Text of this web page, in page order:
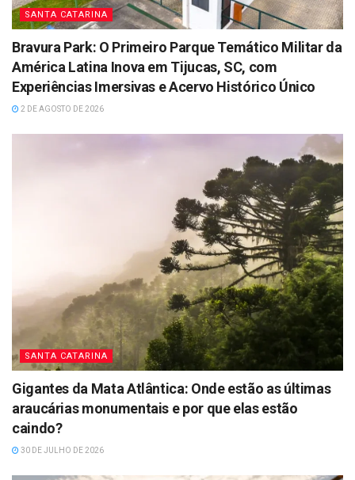
SANTA CATARINA
Bravura Park: O Primeiro Parque Temático Militar da
América Latina Inova em Tijucas, SC, com
Experiências Imersivas e Acervo Histórico Único
2 DE AGOSTO DE 2026
SANTA CATARINA
Gigantes da Mata Atlântica: Onde estão as últimas
araucárias monumentais e por que elas estão
caindo?
30 DE JULHO DE 2026